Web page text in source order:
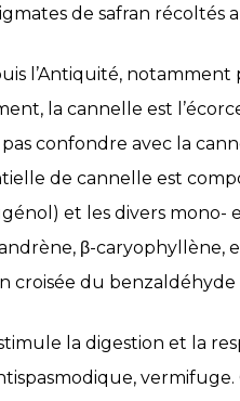
de safran
l’Antiquité, notamment
la cannelle est
confondre avec la
de cannelle est
et les divers mono-
β-caryophyllène,
croisée du benzaldéhyde
la digestion et la